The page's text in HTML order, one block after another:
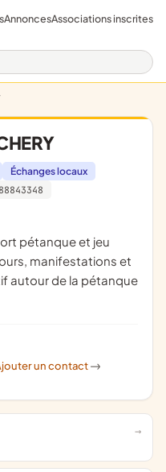
AnnoncesAssociations inscrites
Échanges locaux
manifestations et
autour de la pétanque
un contact ->